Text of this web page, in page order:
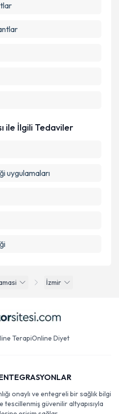
İzmir
ile İlgili Tedaviler
uygulamaları
TerapiOnline Diyet
onaylı ve entegreli bir sağlık bilgi
güvenilir altyapısıyla